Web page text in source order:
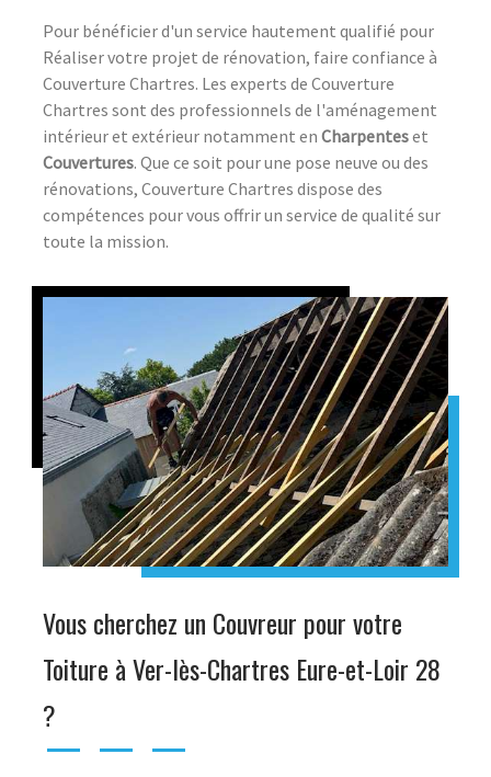
Pour bénéficier d'un service hautement qualifié pour
Réaliser votre projet de rénovation, faire confiance à
Couverture Chartres. Les experts de Couverture
Chartres sont des professionnels de l'aménagement
intérieur et extérieur notamment en Charpenteset
Couvertures. Que ce soit pour une pose neuve ou des
rénovations, Couverture Chartres dispose des
compétences pour vous offrir un service de qualité sur
toute la mission.
Vous cherchez un Couvreur pour votre
Toiture à Ver-lès-Chartres Eure-et-Loir 28
?